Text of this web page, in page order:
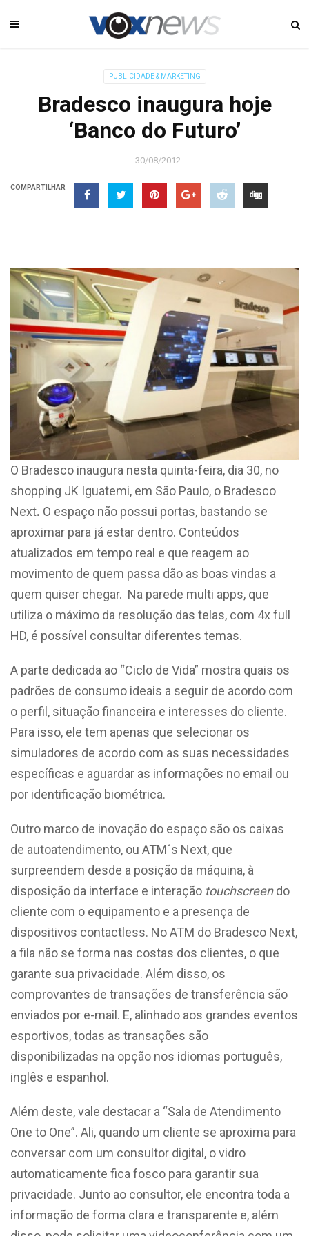
PUBLICIDADE & MARKETING
Bradesco inaugura hoje
‘Banco do Futuro’
30/08/2012
COMPARTILHAR
O Bradesco inaugura nesta quinta-feira, dia 30, no
shopping JK Iguatemi, em São Paulo, o Bradesco
Next. O espaço não possui portas, bastando se
aproximar para já estar dentro. Conteúdos
atualizados em tempo real e que reagem ao
movimento de quem passa dão as boas vindas a
quem quiser chegar. Na parede multi apps, que
utiliza o máximo da resolução das telas, com 4x full
HD, é possível consultar diferentes temas.
A parte dedicada ao “Ciclo de Vida” mostra quais os
padrões de consumo ideais a seguir de acordo com
o perfil, situação financeira e interesses do cliente.
Para isso, ele tem apenas que selecionar os
simuladores de acordo com as suas necessidades
específicas e aguardar as informações no email ou
por identificação biométrica.
Outro marco de inovação do espaço são os caixas
de autoatendimento, ou ATM´s Next, que
surpreendem desde a posição da máquina, à
disposição da interface e interação touchscreendo
cliente com o equipamento e a presença de
dispositivos contactless. No ATM do Bradesco Next,
a fila não se forma nas costas dos clientes, o que
garante sua privacidade. Além disso, os
comprovantes de transações de transferência são
enviados por e-mail. E, alinhado aos grandes eventos
esportivos, todas as transações são
disponibilizadas na opção nos idiomas português,
inglês e espanhol.
Além deste, vale destacar a “Sala de Atendimento
One to One”. Ali, quando um cliente se aproxima para
conversar com um consultor digital, o vidro
automaticamente fica fosco para garantir sua
privacidade. Junto ao consultor, ele encontra toda a
informação de forma clara e transparente e, além